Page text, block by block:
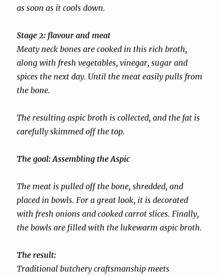
as soon as it cools down.
Stage 2: flavour and meat
Meaty neck bones are cooked in this rich broth,
along with fresh vegetables, vinegar, sugar and
spices the next day. Until the meat easily pulls from
the bone.
The resulting aspic broth is collected, and the fat is
carefully skimmed off the top.
The goal: Assembling the Aspic
The meat is pulled off the bone, shredded, and
placed in bowls. For a great look, it is decorated
with fresh onions and cooked carrot slices. Finally,
the bowls are filled with the lukewarm aspic broth.
The result:
Traditional butchery craftsmanship meets